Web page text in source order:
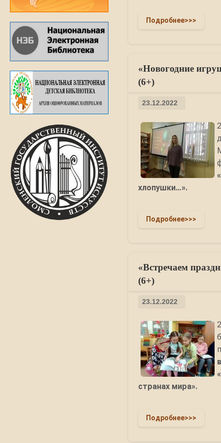
Подробнее>>>
«Новогодние
(6+)
23.12.2022
хлопушки…».
Подробнее>>>
«Встречаем
(6+)
23.12.2022
странах мира».
Подробнее>>>